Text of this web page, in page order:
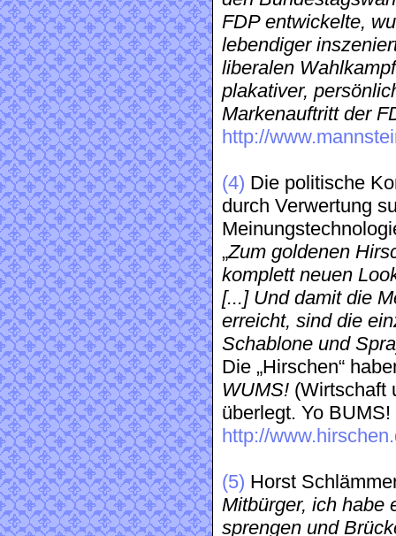
FDP entwickelte,
lebendiger
liberalen
plakativer,
Markenauftritt der
http://
(4) Die politische
durch Verwertung
„Zum goldenen
komplett neuen
[...] Und damit die
erreicht, sind die
Schablone und
Die „Hirschen“
WUMS! (Wirtschaft
überlegt. Yo
http://
(5) Horst
Mitbürger, ich habe
sprengen und